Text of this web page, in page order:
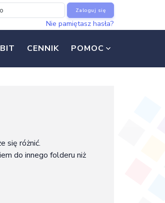
Zaloguj się
Nie pamiętasz hasła?
CENNIK POMOC
się różnić.
do innego folderu niż